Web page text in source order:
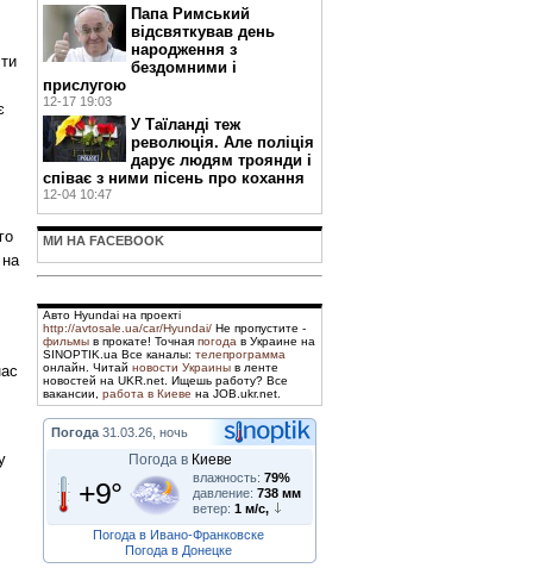
Папа Римський
відсвяткував день
народження з
бездомними і
прислугою
12-17 19:03
У Таїланді теж
революція. Але поліція
дарує людям троянди і
співає з ними пісень про кохання
12-04 10:47
МИ НА FACEBOOK
Авто Hyundai на проекті
http://avtosale.ua/car/Hyundai/ Не пропустите -
фильмы в прокате! Точная погода в Украине на
SINOPTIK.ua Все каналы: телепрограмма
онлайн. Читай новости Украины в ленте
новостей на UKR.net. Ищешь работу? Все
вакансии, работа в Киеве на JOB.ukr.net.
Погода 31.03.26, ночь
Погода в Киеве
+9° влажность: 79%
давление: 738 мм
ветер: 1 м/с,
Погода в Ивано-Франковске
Погода в Донецке